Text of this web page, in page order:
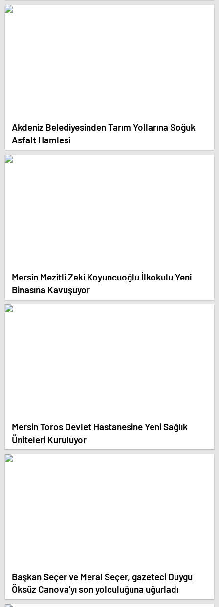
Akdeniz Belediyesinden Tarım Yollarına Soğuk
Asfalt Hamlesi
Mersin Mezitli Zeki Koyuncuoğlu İlkokulu Yeni
Binasına Kavuşuyor
Mersin Toros Devlet Hastanesine Yeni Sağlık
Üniteleri Kuruluyor
Başkan Seçer ve Meral Seçer, gazeteci Duygu
Öksüz Canova’yı son yolculuğuna uğurladı